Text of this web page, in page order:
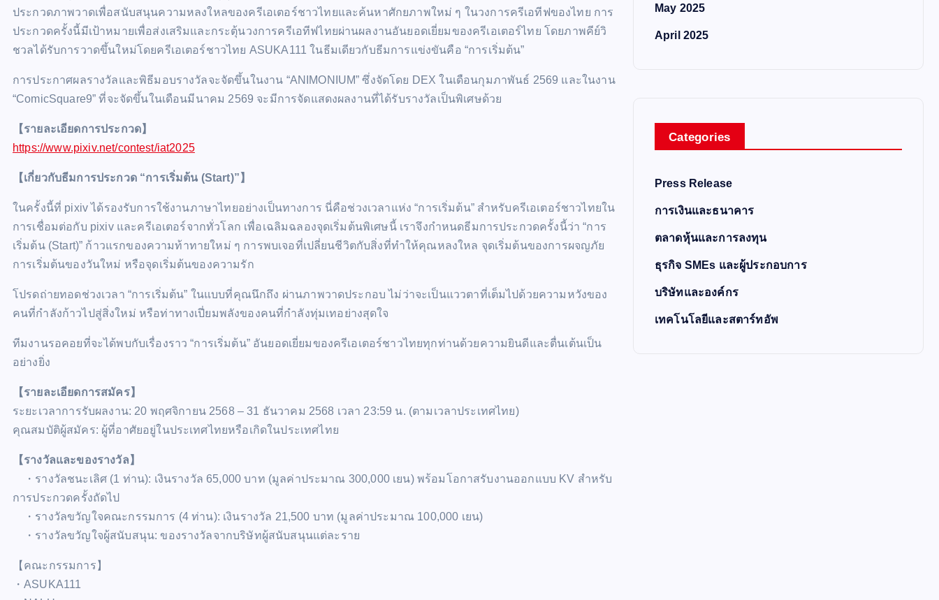
ประกวดภาพวาดเพื่อสนับสนุนความหลงใหลของครีเอเตอร์ชาวไทยและค้นหาศักยภาพใหม่ ๆ ในวงการครีเอทีฟของไทย การ
ประกวดครั้งนี้มีเป้าหมายเพื่อส่งเสริมและกระตุ้นวงการครีเอทีฟไทยผ่านผลงานอันยอดเยี่ยมของครีเอเตอร์ไทย โดยภาพคีย์วิ
ชวลได้รับการวาดขึ้นใหม่โดยครีเอเตอร์ชาวไทย ASUKA111 ในธีมเดียวกับธีมการแข่งขันคือ “การเริ่มต้น”
การประกาศผลรางวัลและพิธีมอบรางวัลจะจัดขึ้นในงาน “ANIMONIUM” ซึ่งจัดโดย DEX ในเดือนกุมภาพันธ์ 2569 และในงาน
“ComicSquare9” ที่จะจัดขึ้นในเดือนมีนาคม 2569 จะมีการจัดแสดงผลงานที่ได้รับรางวัลเป็นพิเศษด้วย
【รายละเอียดการประกวด】
https://www.pixiv.net/contest/iat2025
【เกี่ยวกับธีมการประกวด “การเริ่มต้น (Start)”】
ในครั้งนี้ที่ pixiv ได้รองรับการใช้งานภาษาไทยอย่างเป็นทางการ นี่คือช่วงเวลาแห่ง “การเริ่มต้น” สำหรับครีเอเตอร์ชาวไทยใน
การเชื่อมต่อกับ pixiv และครีเอเตอร์จากทั่วโลก เพื่อเฉลิมฉลองจุดเริ่มต้นพิเศษนี้ เราจึงกำหนดธีมการประกวดครั้งนี้ว่า “การ
เริ่มต้น (Start)” ก้าวแรกของความท้าทายใหม่ ๆ การพบเจอที่เปลี่ยนชีวิตกับสิ่งที่ทำให้คุณหลงใหล จุดเริ่มต้นของการผจญภัย
การเริ่มต้นของวันใหม่ หรือจุดเริ่มต้นของความรัก
โปรดถ่ายทอดช่วงเวลา “การเริ่มต้น” ในแบบที่คุณนึกถึง ผ่านภาพวาดประกอบ ไม่ว่าจะเป็นแววตาที่เต็มไปด้วยความหวังของ
คนที่กำลังก้าวไปสู่สิ่งใหม่ หรือท่าทางเปี่ยมพลังของคนที่กำลังทุ่มเทอย่างสุดใจ
ทีมงานรอคอยที่จะได้พบกับเรื่องราว “การเริ่มต้น” อันยอดเยี่ยมของครีเอเตอร์ชาวไทยทุกท่านด้วยความยินดีและตื่นเต้นเป็น
อย่างยิ่ง
【รายละเอียดการสมัคร】
ระยะเวลาการรับผลงาน: 20 พฤศจิกายน 2568 – 31 ธันวาคม 2568 เวลา 23:59 น. (ตามเวลาประเทศไทย)
คุณสมบัติผู้สมัคร: ผู้ที่อาศัยอยู่ในประเทศไทยหรือเกิดในประเทศไทย
【รางวัลและของรางวัล】
・รางวัลชนะเลิศ (1 ท่าน): เงินรางวัล 65,000 บาท (มูลค่าประมาณ 300,000 เยน) พร้อมโอกาสรับงานออกแบบ KV สำหรับ
การประกวดครั้งถัดไป
・รางวัลขวัญใจคณะกรรมการ (4 ท่าน): เงินรางวัล 21,500 บาท (มูลค่าประมาณ 100,000 เยน)
・รางวัลขวัญใจผู้สนับสนุน: ของรางวัลจากบริษัทผู้สนับสนุนแต่ละราย
【คณะกรรมการ】
・ASUKA111
May 2025
April 2025
Categories
Press Release
การเงินและธนาคาร
ตลาดหุ้นและการลงทุน
ธุรกิจ SMEs และผู้ประกอบการ
บริษัทและองค์กร
เทคโนโลยีและสตาร์ทอัพ